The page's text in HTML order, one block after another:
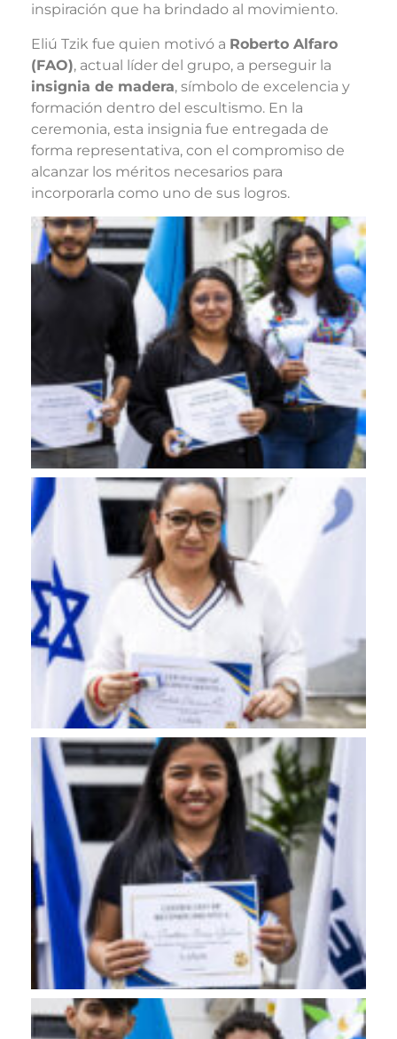
inspiración que ha brindado al movimiento.
Eliú Tzik fue quien motivó a Roberto Alfaro
(FAO), actual líder del grupo, a perseguir la
insignia de madera, símbolo de excelencia y
formación dentro del escultismo. En la
ceremonia, esta insignia fue entregada de
forma representativa, con el compromiso de
alcanzar los méritos necesarios para
incorporarla como uno de sus logros.